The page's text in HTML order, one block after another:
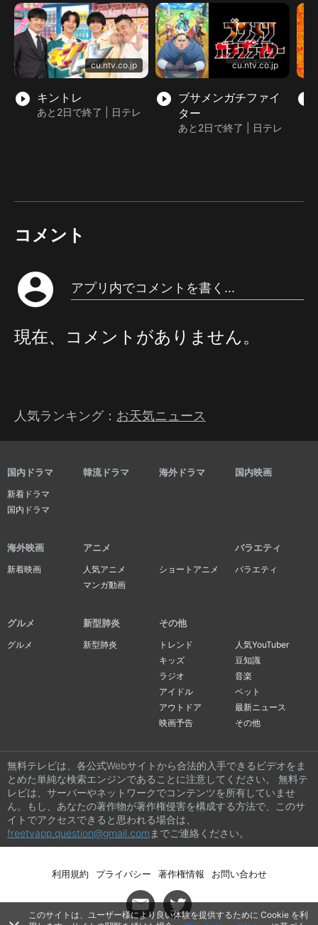
cu.ntv.co.jp
play_circle_filled キントレ
あと2日で終了 | 日テレ
cu.ntv.co.jp
play_circle_filled ブサメンガチファイ
ター
あと2日で終了 | 日テレ
play_circle_filled
コメント
account_circle アプリ内でコメントを書く...
現在、コメントがありません。
人気ランキング： お天気ニュース
国内ドラマ
新着ドラマ
国内ドラマ
韓流ドラマ 海外ドラマ 国内映画
海外映画
新着映画
アニメ
人気アニメ
ショートアニメ
マンガ動画
バラエティ
バラエティ
グルメ
グルメ
新型肺炎
新型肺炎
その他
トレンド
人気YouTuber
キッズ
豆知識
ラジオ
音楽
アイドル
ペット
アウトドア
最新ニュース
映画予告
その他
無料テレビは、各公式Webサイトから合法的入手できるビデオをま
とめた単純な検索エンジンであることに注意してください。 無料テ
レビは、サーバーやネットワークでコンテンツを所有していませ
ん。もし、あなたの著作物が著作権侵害を構成する方法で、このサ
イトでアクセスできると思われる場合は、
freetvapp.question@gmail.com までご連絡ください。
利用規約 プライバシー 著作権情報 お問い合わせ
このサイトは、ユーザー様により良い体験を提供するために Cookie を利